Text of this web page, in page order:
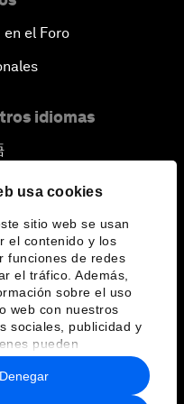
usa cookies
sitio web se usan
el contenido y los
funciones de redes
el tráfico. Además,
sobre el uso
web con nuestros
sociales, publicidad y
pueden
información que les
o que hayan
del uso que haya
Denegar
el Foro
idiomas